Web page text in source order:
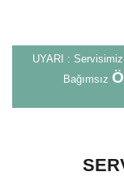
UYARI :
Bağımsız